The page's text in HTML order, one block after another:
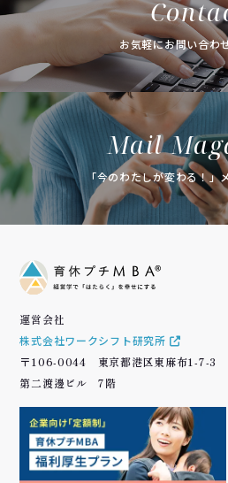
お気軽にお問い合わ
Mail
「今のわたしが変わる！」
運営会社
株式会社ワークシフト研究所
〒106-0044 東京都港区東麻布1-7-3
第二渡邊ビル 7階